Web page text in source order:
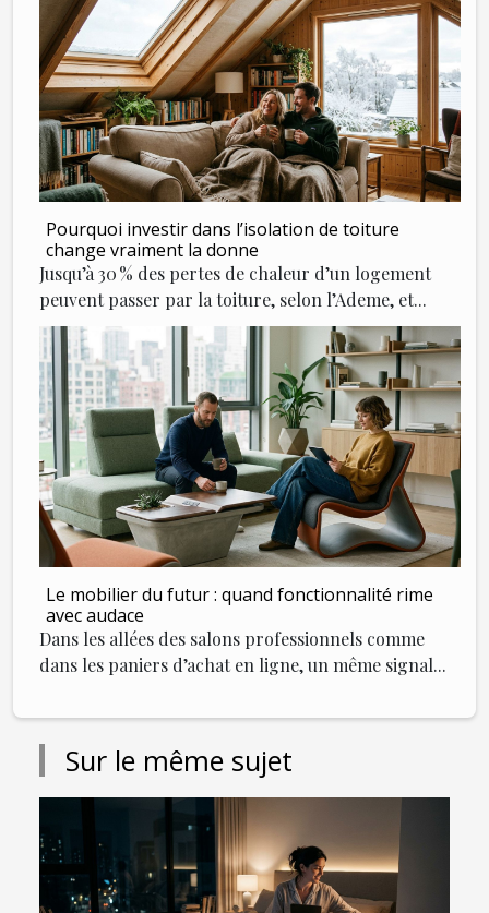
Pourquoi investir dans l’isolation de toiture
change vraiment la donne
Jusqu’à 30 % des pertes de chaleur d’un logement
peuvent passer par la toiture, selon l’Ademe, et...
Le mobilier du futur : quand fonctionnalité rime
avec audace
Dans les allées des salons professionnels comme
dans les paniers d’achat en ligne, un même signal...
Sur le même sujet